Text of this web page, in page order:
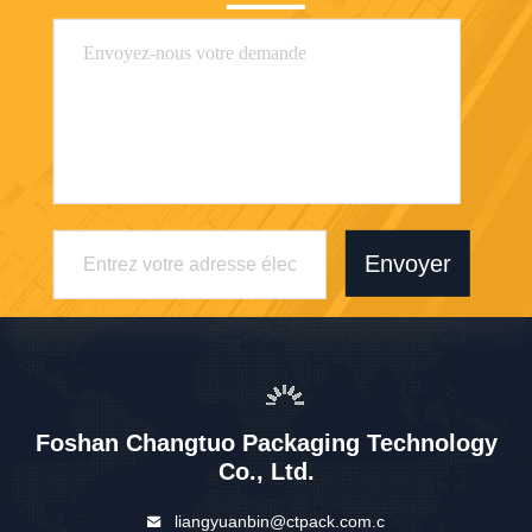
Envoyer
Foshan Changtuo Packaging Technology
Co., Ltd.
liangyuanbin@ctpack.com.c